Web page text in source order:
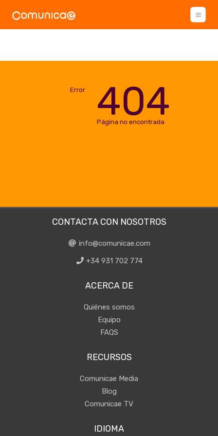
Error 404
Página no encontrada
CONTACTA CON NOSOTROS
info@comunicae.com
+34 931 702 774
ACERCA DE
Quiénes somos
Equipo
FAQS
RECURSOS
Comunicae Media
Blog
Comunicae TV
IDIOMA